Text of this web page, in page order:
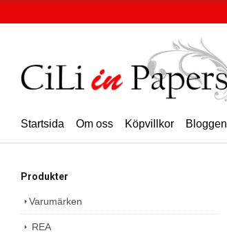
Startsida Om oss Köpvillkor Bloggen
Produkter
Varumärken
REA